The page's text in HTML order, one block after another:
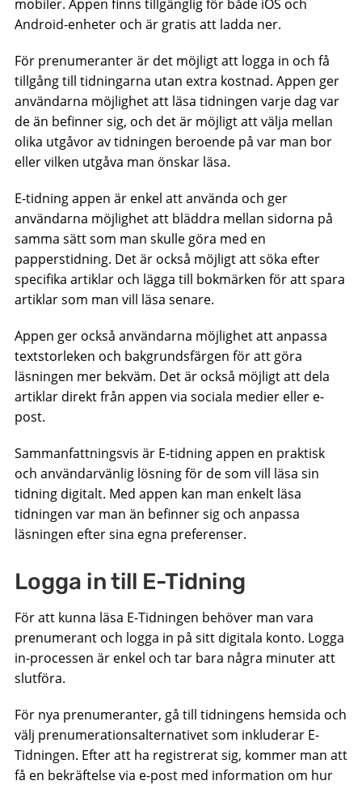
mobiler. Appen finns tillgänglig för både iOS och
Android-enheter och är gratis att ladda ner.
För prenumeranter är det möjligt att logga in och få
tillgång till tidningarna utan extra kostnad. Appen ger
användarna möjlighet att läsa tidningen varje dag var
de än befinner sig, och det är möjligt att välja mellan
olika utgåvor av tidningen beroende på var man bor
eller vilken utgåva man önskar läsa.
E-tidning appen är enkel att använda och ger
användarna möjlighet att bläddra mellan sidorna på
samma sätt som man skulle göra med en
papperstidning. Det är också möjligt att söka efter
specifika artiklar och lägga till bokmärken för att spara
artiklar som man vill läsa senare.
Appen ger också användarna möjlighet att anpassa
textstorleken och bakgrundsfärgen för att göra
läsningen mer bekväm. Det är också möjligt att dela
artiklar direkt från appen via sociala medier eller e-
post.
Sammanfattningsvis är E-tidning appen en praktisk
och användarvänlig lösning för de som vill läsa sin
tidning digitalt. Med appen kan man enkelt läsa
tidningen var man än befinner sig och anpassa
läsningen efter sina egna preferenser.
Logga in till E-Tidning
För att kunna läsa E-Tidningen behöver man vara
prenumerant och logga in på sitt digitala konto. Logga
in-processen är enkel och tar bara några minuter att
slutföra.
För nya prenumeranter, gå till tidningens hemsida och
välj prenumerationsalternativet som inkluderar E-
Tidningen. Efter att ha registrerat sig, kommer man att
få en bekräftelse via e-post med information om hur